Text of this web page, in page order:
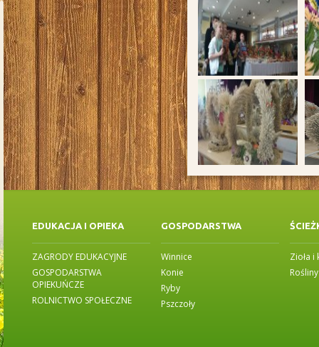
EDUKACJA I OPIEKA
ZAGRODY EDUKACYJNE
GOSPODARSTWA
OPIEKUŃCZE
ROLNICTWO SPOŁECZNE
GOSPODARSTWA
Winnice
Konie
Ryby
Pszczoły
Zioła